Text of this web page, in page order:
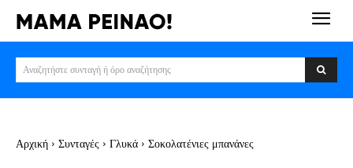
Αναζητήστε συνταγή ή όρο αναζήτησης
Αρχική Συνταγές Γλυκά Σοκολατένιες μπανάνες